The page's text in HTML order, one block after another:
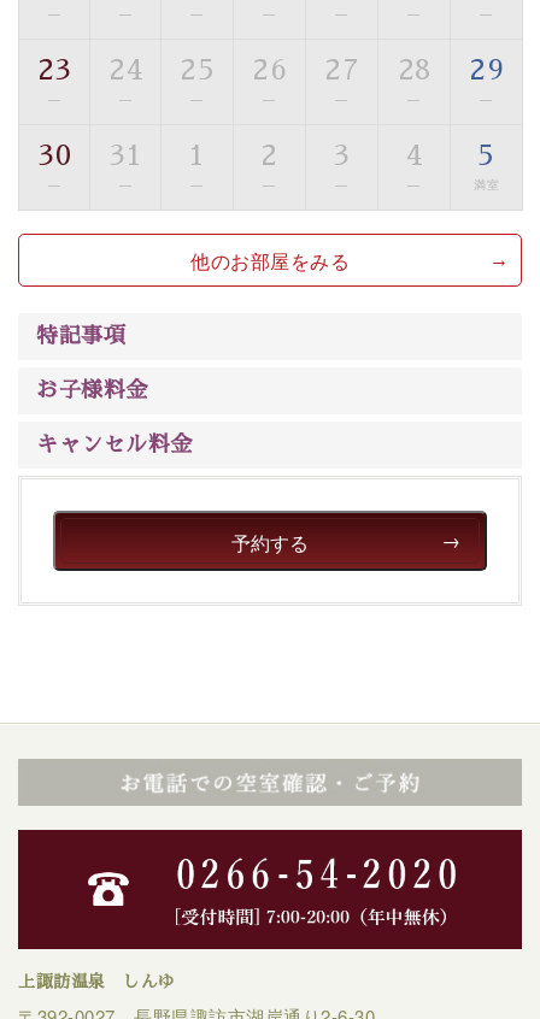
■貸切温泉風呂 （40分2000円）
む貸切温泉風呂です。ゆったりといやされるプライベー
トな空間をお愉しみください。
【旅】
豊富な知識を持ったドライバー兼ガイドが諏訪大社をご
事前ご予約制ですので、ご利用ご希望の方
は【3日前まで】にお電話ください。
※交通規制などにより運行できない日がございます
※年末年始及び御柱祭前後は運行しておりません
上諏訪温泉“しんゆ”なら諏訪大社など歴史ある諏訪の街
清らかな源泉、自然の恵みあるお食事、諏訪湖に包まれ
るお部屋、 大人のたしなみを感じていただける、美しく
癒される宿で贅沢に幸せのときを安心してお過ごしくだ
さい。
— — — — — — —
23
—
24
—
25
—
26
—
27
—
28
—
29
—
30
—
31
—
1
—
2
—
3
—
4
—
5
満室
他のお部屋をみる
特記事項
お子様料金
キャンセル料金
予約する
上諏訪温泉 しんゆ